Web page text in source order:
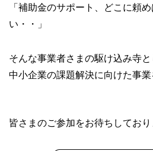
「補助金のサポート、どこに頼
い・・」
そんな事業者さまの駆け込み寺と
中小企業の課題解決に向けた事業
皆さまのご参加をお待ちしており